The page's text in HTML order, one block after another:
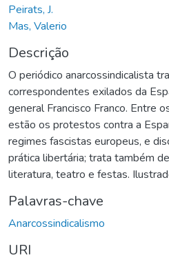
Peirats, J.
Mas, Valerio
Descrição
O periódico anarcossindicalista
correspondentes exilados da
general Francisco Franco. Entre
estão os protestos contra a
regimes fascistas europeus, e
prática libertária; trata também
literatura, teatro e festas.
Palavras-chave
Anarcossindicalismo
URI